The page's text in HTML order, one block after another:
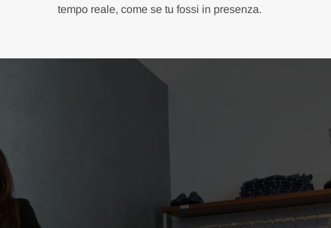
tempo reale, come se tu fossi in presenza.